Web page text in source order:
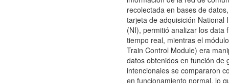
recolectada en bases de
tarjeta de adquisición National
(NI), permitió analizar los data
tiempo real, mientras el
Train Control Module) era
datos obtenidos en función de
intencionales se compararon
en funcionamiento normal, lo